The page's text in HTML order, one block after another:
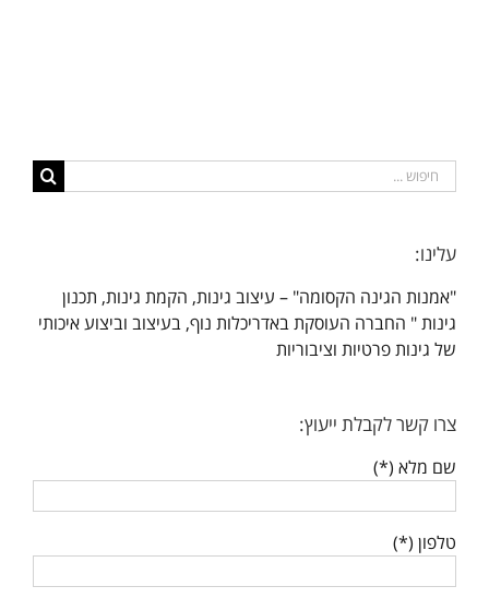
חיפוש...
עלינו:
"אמנות הגינה הקסומה" – עיצוב גינות, הקמת גינות, תכנון
גינות " החברה העוסקת באדריכלות נוף, בעיצוב וביצוע איכותי
של גינות פרטיות וציבוריות
צרו קשר לקבלת ייעוץ:
שם מלא (*)
טלפון (*)